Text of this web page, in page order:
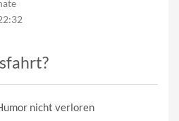
nicht verloren